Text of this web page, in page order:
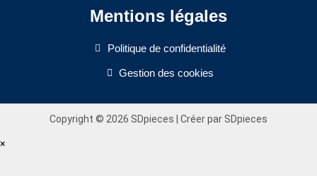
Mentions légales
Politique de confidentialité
Gestion des cookies
Copyright © 2026 SDpieces | Créer par SDpieces
×